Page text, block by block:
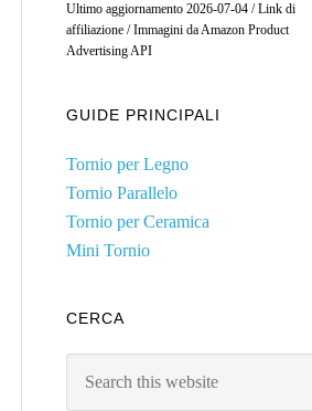
Ultimo aggiornamento 2026-07-04 / Link di
affiliazione / Immagini da Amazon Product
Advertising API
GUIDE PRINCIPALI
Tornio per Legno
Tornio Parallelo
Tornio per Ceramica
Mini Tornio
CERCA